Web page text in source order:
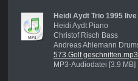
Heidi Aydt Trio 1995
Heidi Aydt Piano
Christof Risch Bass
Andreas Ahlemann
573.Golf geschnitten.mp3
MP3-Audiodatei [3.9 MB]